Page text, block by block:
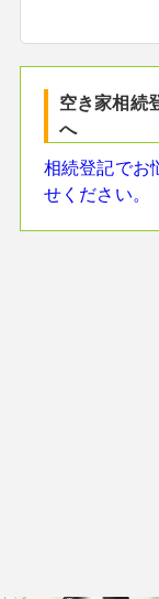
空き家相続
へ
相続登記でお
せください。